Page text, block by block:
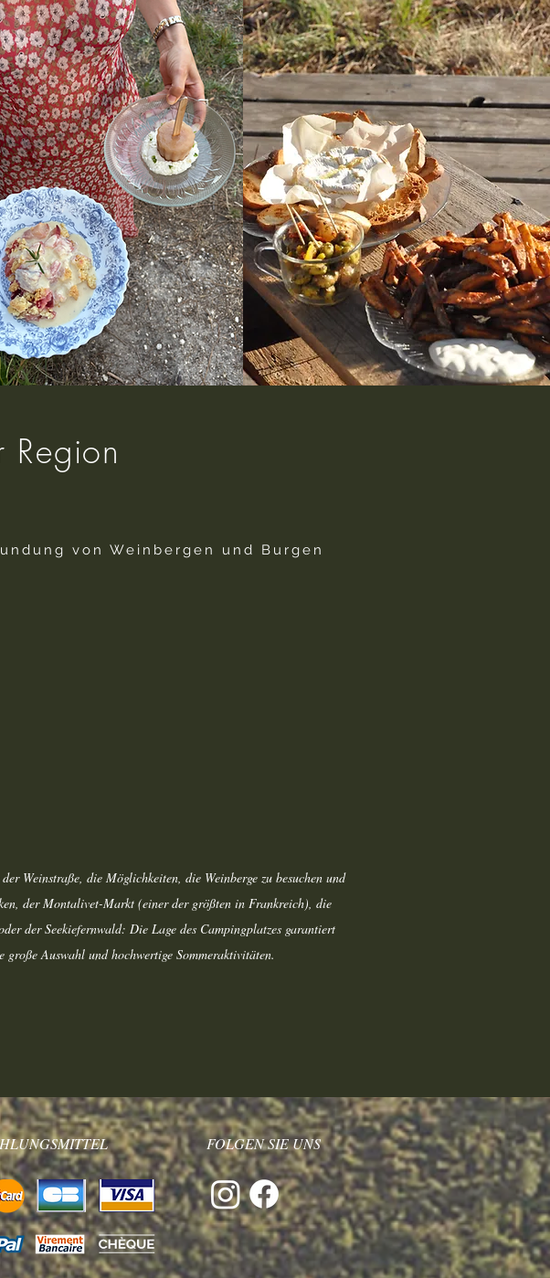
von Weinbergen und Burgen
Weinstraße, die Möglichkeiten, die Weinberge zu besuchen und
der Montalivet-Markt (einer der größten in Frankreich), die
der Seekiefernwald: Die Lage des Campingplatzes garantiert
große Auswahl und hochwertige Sommeraktivitäten.
FOLGEN SIE UNS